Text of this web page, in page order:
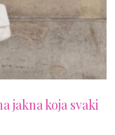
jakna koja svaki